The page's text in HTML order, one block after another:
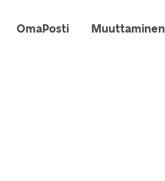
OmaPosti Muuttaminen